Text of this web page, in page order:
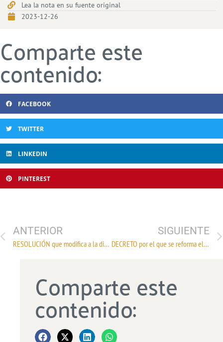
Lea la nota en su fuente original
2023-12-26
Comparte este
contenido:
FACEBOOK
TWITTER
LINKEDIN
PINTEREST
ANTERIOR
RESOLUCIÓN que modifica a la diversa que establece las Reglas de Carácter General relativas a la aplicación de las disposiciones en materia aduanera del Tratado entre los Estados Unidos Mexicanos, los Estados Unidos de América y Canadá y sus anexos.
SIGUIENTE
DECRETO por el que se reforma el diverso por el que se establecen diversos Programas de Promoción Sectorial
Comparte este
contenido: